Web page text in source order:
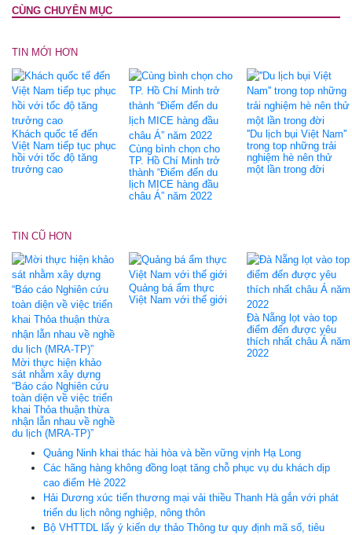
CÙNG CHUYÊN MỤC
TIN MỚI HƠN
Khách quốc tế đến
Việt Nam tiếp tục phục
hồi với tốc độ tăng
trưởng cao
Cùng bình chọn cho
TP. Hồ Chí Minh trở
thành “Điểm đến du
lịch MICE hàng đầu
châu Á” năm 2022
''Du lịch bụi Việt Nam''
trong top những trải
nghiệm hè nên thử
một lần trong đời
TIN CŨ HƠN
Mời thực hiện khảo
sát nhằm xây dựng
“Báo cáo Nghiên cứu
toàn diện về việc triển
khai Thỏa thuận thừa
nhận lẫn nhau về nghề
du lịch (MRA-TP)”
Quảng bá ẩm thực
Việt Nam với thế giới
Đà Nẵng lọt vào top
điểm đến được yêu
thích nhất châu Á năm
2022
Quảng Ninh khai thác hài hòa và bền vững vịnh Hạ Long
Các hãng hàng không đồng loạt tăng chỗ phục vụ du khách dịp
cao điểm Hè 2022
Hải Dương xúc tiến thương mại vải thiều Thanh Hà gắn với phát
triển du lịch nông nghiệp, nông thôn
Bộ VHTTDL lấy ý kiến dự thảo Thông tư quy định mã số, tiêu